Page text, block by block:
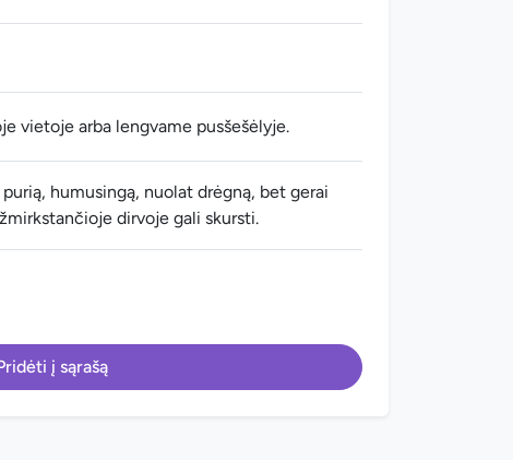
vietoje arba lengvame pusšešėlyje.
humusingą, nuolat drėgną, bet gerai
dirvoje gali skursti.
į sąrašą